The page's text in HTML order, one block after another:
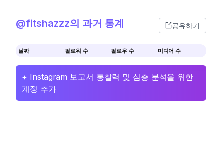
@fitshazzz의 과거 통계 공유하기
날짜 팔로워 수 팔로우 수 미디어 수
+ Instagram 보고서 통찰력 및 심층 분석을 위한
계정 추가